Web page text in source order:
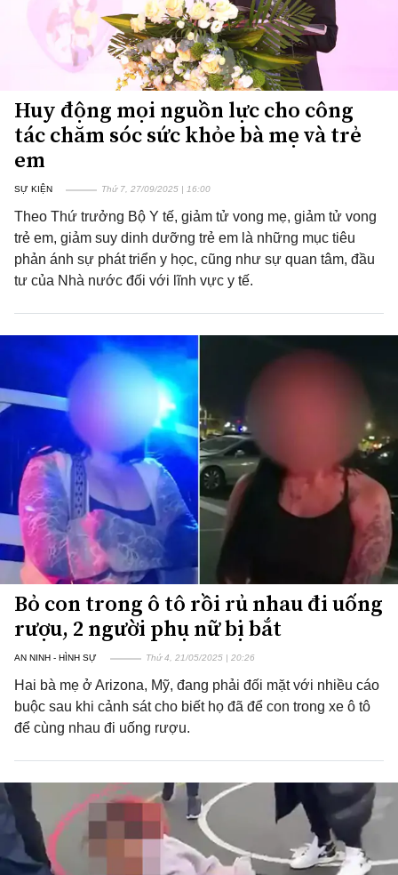
Huy động mọi nguồn lực cho công
tác chăm sóc sức khỏe bà mẹ và trẻ
em
SỰ KIỆN Thứ 7, 27/09/2025 | 16:00
Theo Thứ trưởng Bộ Y tế, giảm tử vong mẹ, giảm tử vong
trẻ em, giảm suy dinh dưỡng trẻ em là những mục tiêu
phản ánh sự phát triển y học, cũng như sự quan tâm, đầu
tư của Nhà nước đối với lĩnh vực y tế.
Bỏ con trong ô tô rồi rủ nhau đi uống
rượu, 2 người phụ nữ bị bắt
AN NINH - HÌNH SỰ Thứ 4, 21/05/2025 | 20:26
Hai bà mẹ ở Arizona, Mỹ, đang phải đối mặt với nhiều cáo
buộc sau khi cảnh sát cho biết họ đã để con trong xe ô tô
để cùng nhau đi uống rượu.